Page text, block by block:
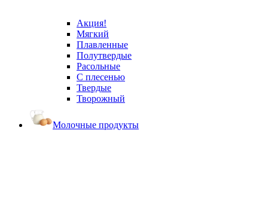
Акция!
Мягкий
Плавленные
Полутвердые
Расольные
С плесенью
Твердые
Творожный
Молочные продукты